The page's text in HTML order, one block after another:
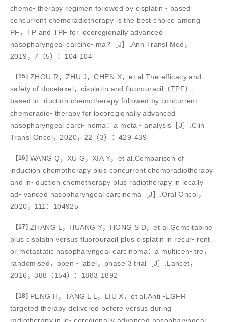
chemo⁃ therapy regimen followed by cisplatin ⁃ based
concurrent chemoradiotherapy is the best choice among
PF，TP and TPF for locoregionally advanced
nasopharyngeal carcino⁃ ma?［J］.Ann Transl Med，
2019，7（5）：104-104
[15] ZHOU R，ZHU J，CHEN X，et al.The efficacy and
safety of docetaxel，cisplatin and fluorouracil（TPF）⁃
based in⁃ duction chemotherapy followed by concurrent
chemoradio⁃ therapy for locoregionally advanced
nasopharyngeal carci⁃ noma：a meta ⁃ analysis［J］.Clin
Transl Oncol，2020，22（3）：429-439
[16] WANG Q，XU G，XIA Y，et al.Comparison of
induction chemotherapy plus concurrent chemoradiotherapy
and in⁃ duction chemotherapy plus radiotherapy in locally
ad⁃ vanced nasopharyngeal carcinoma［J］.Oral Oncol，
2020，111：104925
[17] ZHANG L，HUANG Y，HONG S D，et al.Gemcitabine
plus cisplatin versus fluorouracil plus cisplatin in recur⁃ rent
or metastatic nasopharyngeal carcinoma：a multicen⁃ tre，
randomised，open ⁃ label，phase 3 trial［J］.Lancet，
2016，388（154）：1883-1892
[18] PENG H，TANG L L，LIU X，et al.Anti ⁃EGFR
targeted therapy delivered before versus during
radiotherapy in lo⁃ coregionally advanced nasopharyngeal